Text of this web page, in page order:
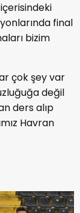
final
bizim
çok şey var
değil
ders alıp
Havran